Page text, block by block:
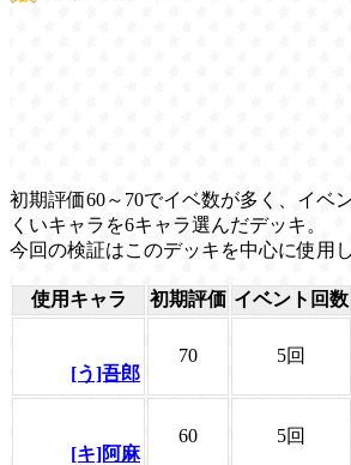
初期評価60～70でイベ数が多く、イベ
くいキャラを6キャラ選んだデッキ。
今回の検証はこのデッキを中心に使用
使用キャラ 初期評価 イベント回数
[う]吾郎
70 5回
[キ]阿麻
60 5回